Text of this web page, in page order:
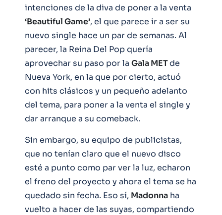
intenciones de la diva de poner a la venta
‘Beautiful Game’, el que parece ir a ser su
nuevo single hace un par de semanas. Al
parecer, la Reina Del Pop quería
aprovechar su paso por la Gala METde
Nueva York, en la que por cierto, actuó
con hits clásicos y un pequeño adelanto
del tema, para poner a la venta el single y
dar arranque a su comeback.
Sin embargo, su equipo de publicistas,
que no tenían claro que el nuevo disco
esté a punto como par ver la luz, echaron
el freno del proyecto y ahora el tema se ha
quedado sin fecha. Eso sí, Madonna ha
vuelto a hacer de las suyas, compartiendo